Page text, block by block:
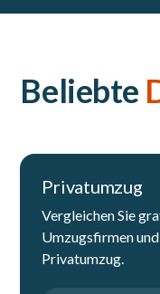
Beliebte
Privatumzug
Vergleichen Sie
Umzugsfirmen
Privatumzug.